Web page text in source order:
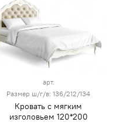
арт.
Размер ш/г/в: 136/212/134
Кровать с мягким
изголовьем 120*200